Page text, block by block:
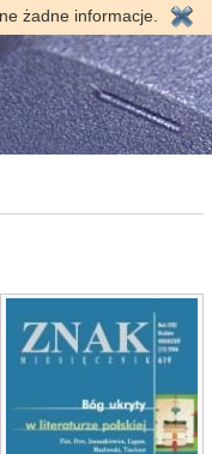
żadne informacje.